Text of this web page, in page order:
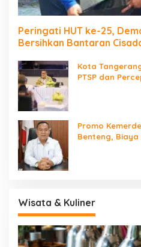
Peringati HUT ke-25,
Bersihkan Bantaran
Kota
PTSP dan
Promo
Benteng, Biaya
Wisata & Kuliner